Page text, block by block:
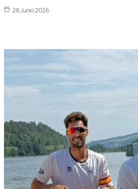
28 Junio 2026